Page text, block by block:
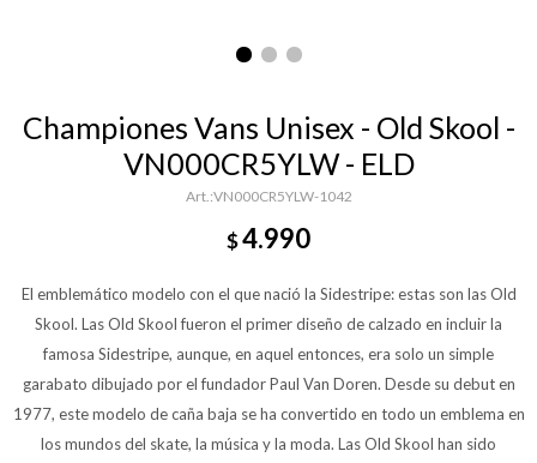
Championes Vans Unisex - Old Skool -
VN000CR5YLW - ELD
VN000CR5YLW-1042
$4.990
El emblemático modelo con el que nació la Sidestripe: estas son las Old
Skool. Las Old Skool fueron el primer diseño de calzado en incluir la
famosa Sidestripe, aunque, en aquel entonces, era solo un simple
garabato dibujado por el fundador Paul Van Doren. Desde su debut en
1977, este modelo de caña baja se ha convertido en todo un emblema en
los mundos del skate, la música y la moda. Las Old Skool han sido